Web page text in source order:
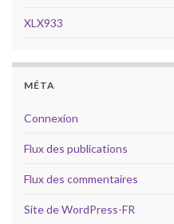
XLX933
MÉTA
Connexion
Flux des publications
Flux des commentaires
Site de WordPress-FR